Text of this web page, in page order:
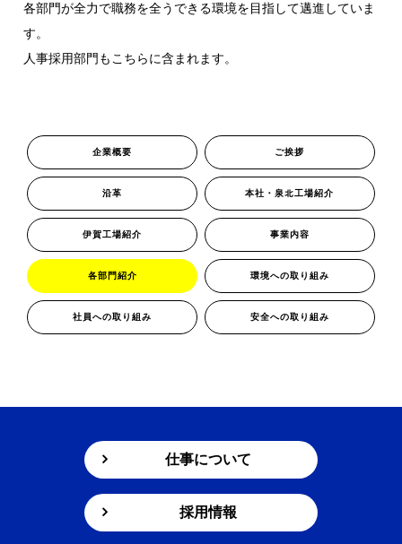
各部門が全力で職務を全うできる環境を目指して邁進していま
す。
人事採用部門もこちらに含まれます。
企業概要 ご挨拶
沿革 本社・泉北工場紹介
伊賀工場紹介 事業内容
各部門紹介 環境への取り組み
社員への取り組み 安全への取り組み
仕事について
採用情報